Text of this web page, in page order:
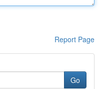
Report Page
Go